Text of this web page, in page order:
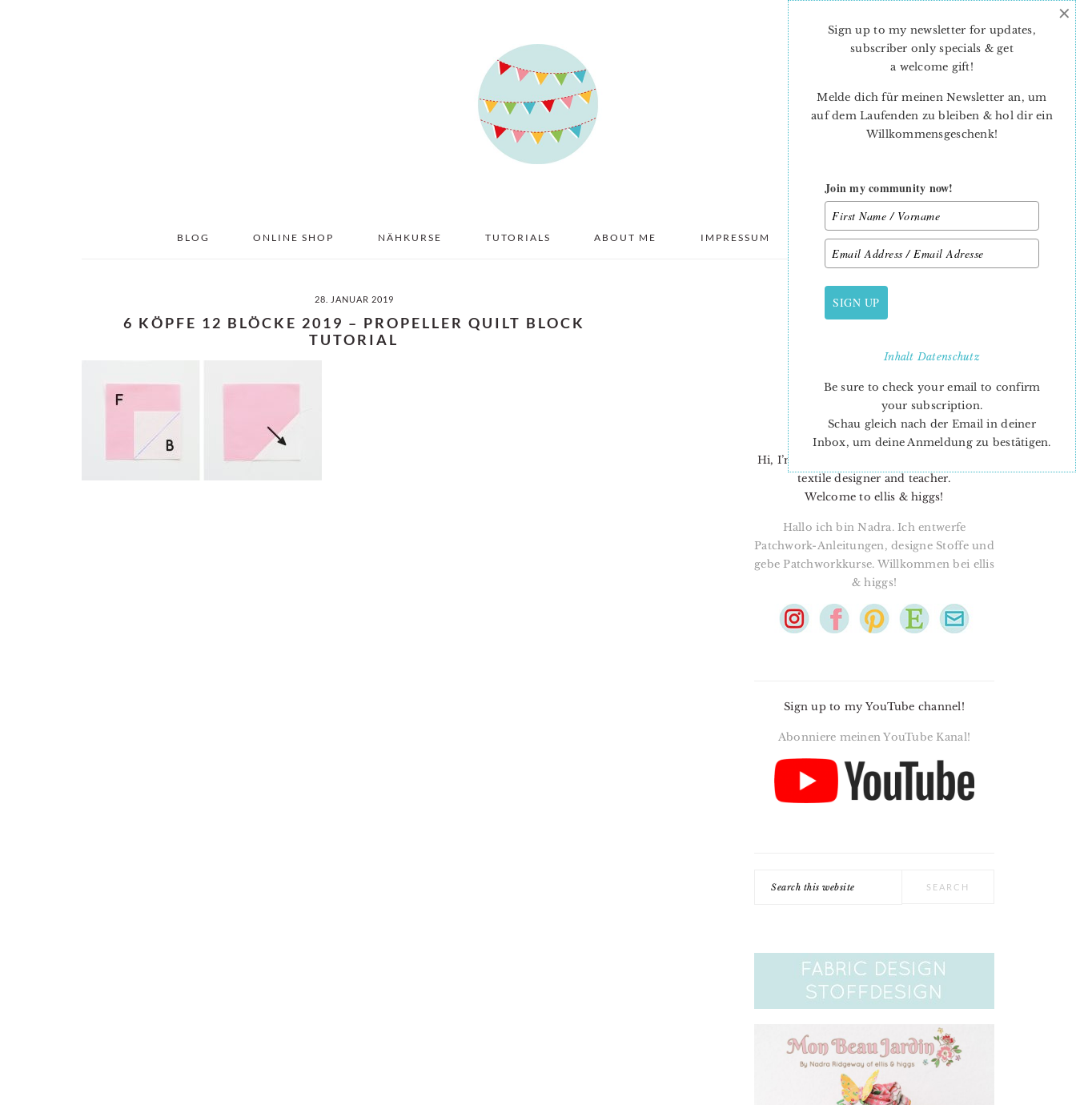
BLOG ONLINE SHOP NÄHKURSE TUTORIALS ABOUT ME IMPRESSUM DATENSCHUTZ
28. JANUAR 2019
6 KÖPFE 12 BLÖCKE 2019 – PROPELLER QUILT BLOCK
TUTORIAL
PRIMARY
SIDEBAR
Hi, I’m Nadra. I’m a quilt pattern designer,
textile designer and teacher.
Welcome to ellis & higgs!
Hallo ich bin Nadra. Ich entwerfe
Patchwork-Anleitungen, designe Stoffe und
gebe Patchworkkurse. Willkommen bei ellis
& higgs!
Sign up to my YouTube channel!
Abonniere meinen YouTube Kanal!
Sign up to my newsletter for updates,
subscriber only specials & get
a welcome gift!
Melde dich für meinen Newsletter an, um
auf dem Laufenden zu bleiben & hol dir ein
Willkommensgeschenk!
Join my community now!
SIGN UP
InhaltDatenschutz
Be sure to check your email to confirm
your subscription.
Schau gleich nach der Email in deiner
Inbox, um deine Anmeldung zu bestätigen.
×